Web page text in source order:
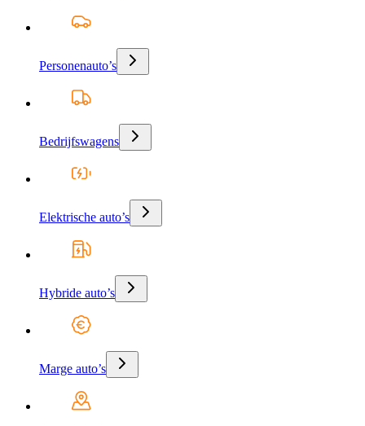
Personenauto’s
Bedrijfswagens
Elektrische auto’s
Hybride auto’s
Marge auto’s